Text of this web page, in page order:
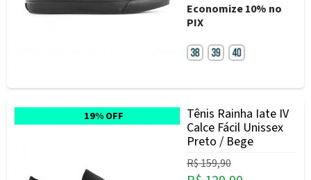
Economize10% no
PIX
19% OFF
Tênis Rainha Iate IV
Calce Fácil Unissex
Preto / Bege
R$ 159,90